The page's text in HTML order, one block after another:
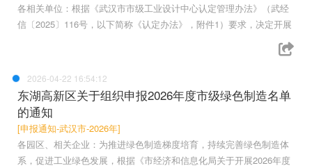
各相关单位：根据《武汉市市级工业设计中心认定管理办法》（武经
信〔2025〕116号，以下简称《认定办法》，附件1）要求，决定开展
2026-04-22 16:54:12
东湖高新区关于组织申报2026年度市级绿色制造名单
的通知
[申报通知-武汉市-2026年]
各园区、相关企业：为推进绿色制造梯度培育，持续完善绿色制造体
系，促进工业绿色发展，根据《市经济和信息化局关于开展2026年度